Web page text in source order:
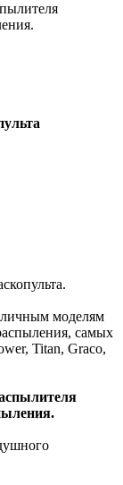
моделям
самых
Titan, Graco,